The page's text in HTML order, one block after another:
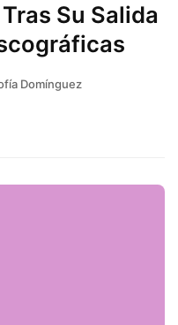
Su Salida
Domínguez